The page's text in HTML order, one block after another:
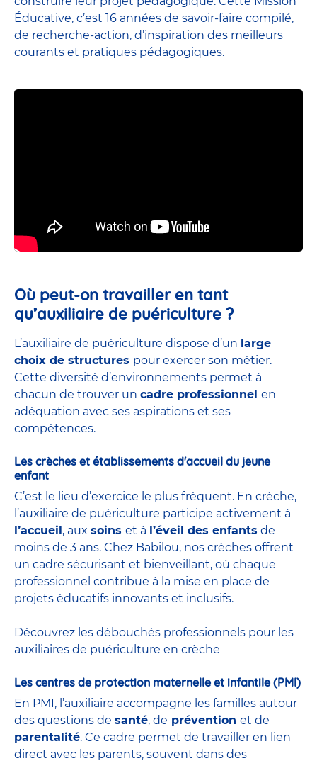
Éducative, c’est 16 années de savoir-faire compilé,
de recherche-action, d’inspiration des meilleurs
courants et pratiques pédagogiques.
Où peut-on travailler en tant
qu’auxiliaire de puériculture ?
L’auxiliaire de puériculture dispose d’un large
choix de structures pour exercer son métier.
Cette diversité d’environnements permet à
chacun de trouver un cadre professionnel en
adéquation avec ses aspirations et ses
compétences.
Les crèches et établissements d'accueil du jeune
enfant
C’est le lieu d’exercice le plus fréquent. En crèche,
l’auxiliaire de puériculture participe activement à
l’accueil , aux soins et à l’éveil des enfants de
moins de 3 ans. Chez Babilou, nos crèches offrent
un cadre sécurisant et bienveillant, où chaque
professionnel contribue à la mise en place de
projets éducatifs innovants et inclusifs.
Découvrez les débouchés professionnels pour les
auxiliaires de puériculture en crèche
Les centres de protection maternelle et infantile (PMI)
En PMI, l’auxiliaire accompagne les familles autour
des questions de santé, de prévention et de
parentalité. Ce cadre permet de travailler en lien
direct avec les parents, souvent dans des